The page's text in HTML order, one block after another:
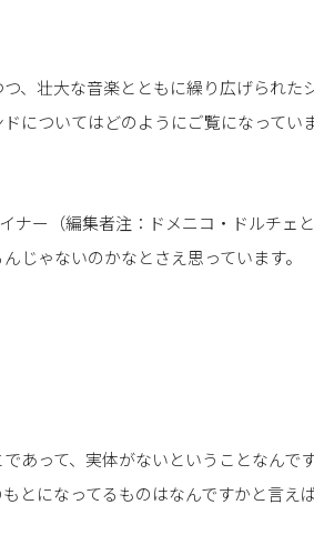
、壮大な音楽とともに繰り広げられた
についてはどのようにご覧になってい
ー（編集者注：ドメニコ・ドルチェ
じゃないのかなとさえ思っています。
って、実体がないということなんで
とになってるものはなんですかと言え